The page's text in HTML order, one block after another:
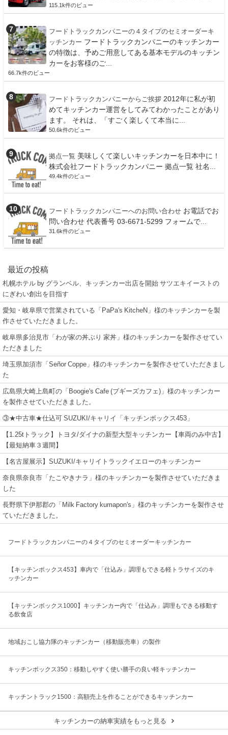
115.1k件のビュー
フードトラックカンパニーの４タイプのセミオーダーキ
ッチンカー フードトラックカンパニーのキッチンカー
の特徴は、予めご用意してある基本モデルのキッチン
カーをお客様のご...
66.7k件のビュー
フードトラックカンパニーからご挨拶 2012年に私が初
めてキッチンカー運営をしてみてわかったことがあり
ます。 それは、「すごく楽しくて本当に...
50.6k件のビュー
拠点一覧 美味しくて楽しいキッチンカーを日本中に！
株式会社フードトラックカンパニー 拠点一覧 社名...
49.4k件のビュー
フードトラックカンパニーへのお問い合わせ お電話でお
問い合わせ 代表番号 03-6671-5299 フォームで...
31.6k件のビュー
最近の投稿
札幌ホテル by グランベル、キッチンカー出店を開始 サツエキイーストの
にぎわい創出を目指す
愛知・岐阜県で営業されている「PaPa's KitcheN」様のキッチンカーを製
作させていただきました。
岐阜県多治見市「わが家の丼ぶり 家丼」様のキッチンカーを製作させてい
ただきました
埼玉県加須市「Señor Coppe」様のキッチンカーを製作させていただきまし
た
広島県大崎上島町の「Boogie's Cafe (ブギーズカフェ)」様のキッチンカー
を製作させていただきました。
③★中古車★仕込可 SUZUKI/キャリイ「キッチンボックス453」
【1.25tトラック】トヨタ/ダイナの新型大型キッチンカー【車両のみ中古】
【最短納車３週間】
【名古屋展示】SUZUKI/キャリイトラックイエローのキッチンカー
奈良県奈良市「たこやきナラ」様のキッチンカーを製作させていただきま
した
長野県下伊那郡の「Milk Factory kumapon's」様のキッチンカーを製作させ
ていただきました。
フードトラックカンパニーの４タイプのセミオーダーキッチンカー
【キッチンボックス453】車内で「仕込み」調理もできる軽トラサイズのキ
ッチンカー
【キッチンボックス1000】キッチンカー内で「仕込み」調理もできる移動す
る飲食店
地域おこし協力隊のキッチンカー（移動販売車）の製作
キッチンボックス350：移動しやすく使い勝手の良い軽キッチンカー
キッチントラック1500：高額売上を作ることができるキッチンカー
キッチンカーの納車実績をもっと見る